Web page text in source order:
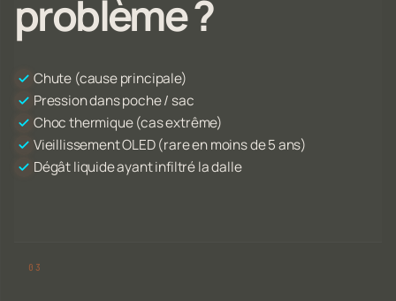
problème ?
Chute (cause principale)
Pression dans poche / sac
Choc thermique (cas extrême)
Vieillissement OLED (rare en moins de 5 ans)
Dégât liquide ayant infiltré la dalle